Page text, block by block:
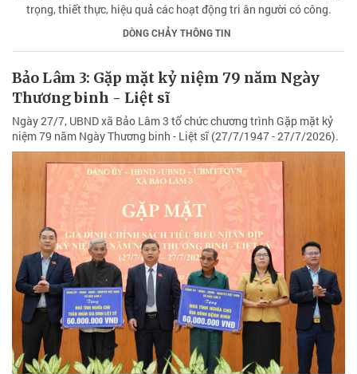
trọng, thiết thực, hiệu quả các hoạt động tri ân người có công.
DÒNG CHẢY THÔNG TIN
Bảo Lâm 3: Gặp mặt kỷ niệm 79 năm Ngày
Thương binh - Liệt sĩ
Ngày 27/7, UBND xã Bảo Lâm 3 tổ chức chương trình Gặp mặt kỷ
niệm 79 năm Ngày Thương binh - Liệt sĩ (27/7/1947 - 27/7/2026).